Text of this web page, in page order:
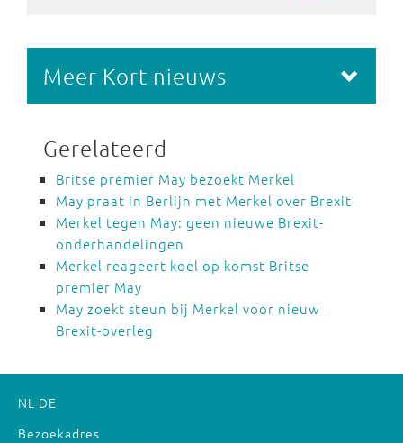
Meer Kort nieuws
Gerelateerd
Britse premier May bezoekt Merkel
May praat in Berlijn met Merkel over Brexit
Merkel tegen May: geen nieuwe Brexit-
onderhandelingen
Merkel reageert koel op komst Britse
premier May
May zoekt steun bij Merkel voor nieuw
Brexit-overleg
NL DE
Bezoekadres